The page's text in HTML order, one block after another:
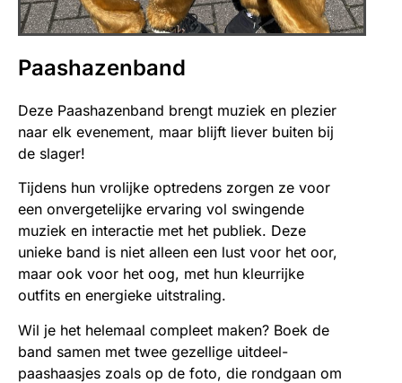
Paashazenband
Deze Paashazenband brengt muziek en plezier
naar elk evenement, maar blijft liever buiten bij
de slager!
Tijdens hun vrolijke optredens zorgen ze voor
een onvergetelijke ervaring vol swingende
muziek en interactie met het publiek. Deze
unieke band is niet alleen een lust voor het oor,
maar ook voor het oog, met hun kleurrijke
outfits en energieke uitstraling.
Wil je het helemaal compleet maken? Boek de
band samen met twee gezellige uitdeel-
paashaasjes zoals op de foto, die rondgaan om